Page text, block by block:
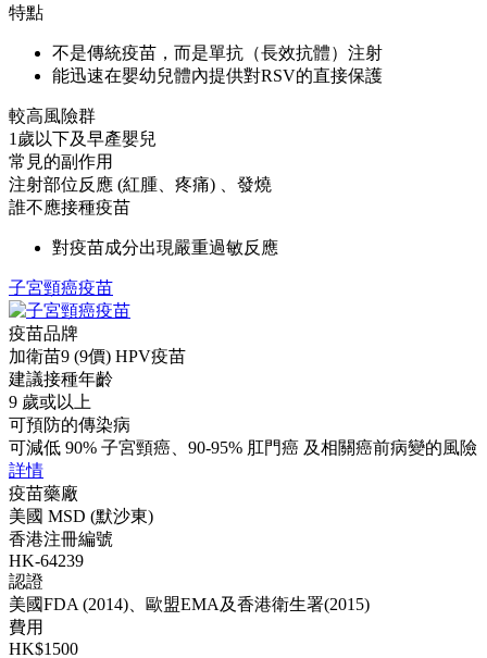
特點
不是傳統疫苗，而是單抗（長效抗體）注射
能迅速在嬰幼兒體內提供對RSV的直接保護
較高風險群
1歲以下及早產嬰兒
常見的副作用
注射部位反應 (紅腫、疼痛) 、發燒
誰不應接種疫苗
對疫苗成分出現嚴重過敏反應
子宮頸癌疫苗
疫苗品牌
加衛苗9 (9價) HPV疫苗
建議接種年齡
9 歲或以上
可預防的傳染病
可減低 90% 子宮頸癌、90-95% 肛門癌 及相關癌前病變的風險
詳情
疫苗藥廠
美國 MSD (默沙東)
香港注冊編號
HK-64239
認證
美國FDA (2014)、歐盟EMA及香港衛生署(2015)
費用
HK$1500